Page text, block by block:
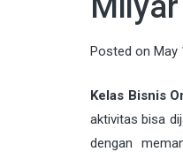
Posted on May
Kelas Bisnis
aktivitas bisa
dengan